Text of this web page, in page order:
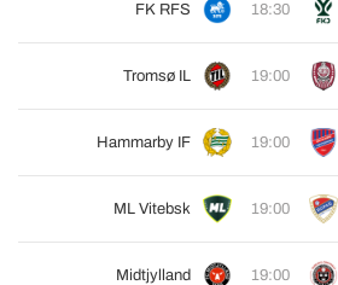
FK RFS 18:30
Tromsø IL 19:00
Hammarby IF 19:00
ML Vitebsk 19:00
Midtjylland 19:00